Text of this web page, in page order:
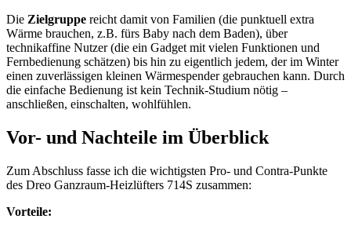
Die Zielgruppe reicht damit von Familien (die punktuell extra
Wärme brauchen, z.B. fürs Baby nach dem Baden), über
technikaffine Nutzer (die ein Gadget mit vielen Funktionen und
Fernbedienung schätzen) bis hin zu eigentlich jedem, der im Winter
einen zuverlässigen kleinen Wärmespender gebrauchen kann. Durch
die einfache Bedienung ist kein Technik-Studium nötig –
anschließen, einschalten, wohlfühlen.
Vor- und Nachteile im Überblick
Zum Abschluss fasse ich die wichtigsten Pro- und Contra-Punkte
des Dreo Ganzraum-Heizlüfters 714S zusammen:
Vorteile: